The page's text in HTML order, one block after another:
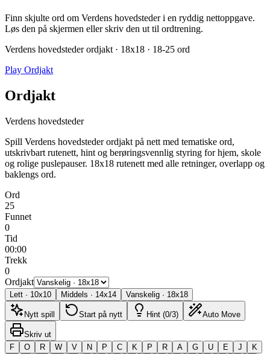
Finn skjulte ord om Verdens hovedsteder i en ryddig nettoppgave.
Løs den på skjermen eller skriv den ut til ordtrening.
Verdens hovedsteder ordjakt · 18x18 · 18-25 ord
Play Ordjakt
Ordjakt
Verdens hovedsteder
Spill Verdens hovedsteder ordjakt på nett med tematiske ord,
utskrivbart rutenett, hint og berøringsvennlig styring for hjem, skole
og rolige puslepauser. 18x18 rutenett med alle retninger, overlapp og
baklengs ord.
Ord
25
Funnet
0
Tid
00:00
Trekk
0
Ordjakt
Lett · 10x10 Middels · 14x14 Vanskelig · 18x18
Nytt spill Start på nytt Hint (0/3) Auto Move
Skriv ut
F
O R W V N P C K P R A G U E J
K